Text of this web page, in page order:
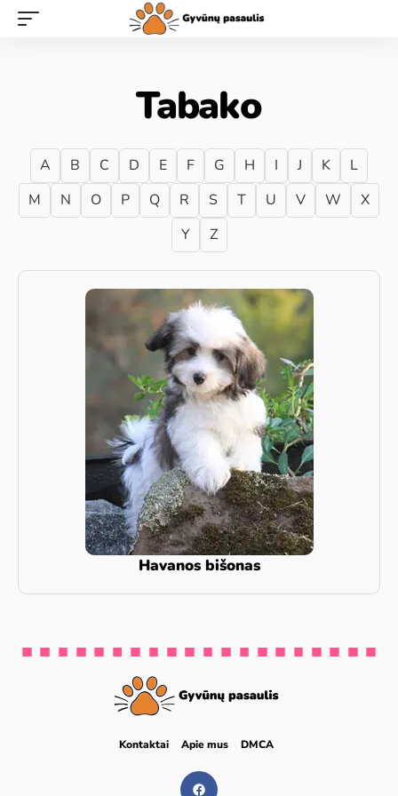
Tabako
A B C D E F G H I J K
L
M
N O P Q R S T U V W
X
Y
Z
Havanos bišonas
Kontaktai Apie mus DMCA